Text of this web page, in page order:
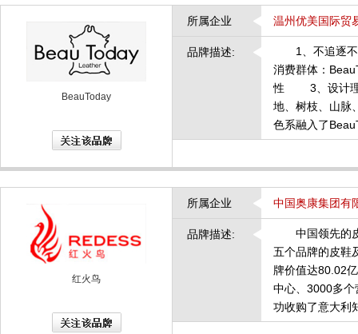
BeauToday
所属企业 温州优美国际贸
品牌描述:
1、不追逐不
消费群体：
性 3、设计理念
地、树枝、山
色系融入了
红火鸟
所属企业 中国奥康集团有
品牌描述:
中国领先的皮
五个品牌的皮鞋
牌价值达80.02
中心、3000多
功收购了意大利